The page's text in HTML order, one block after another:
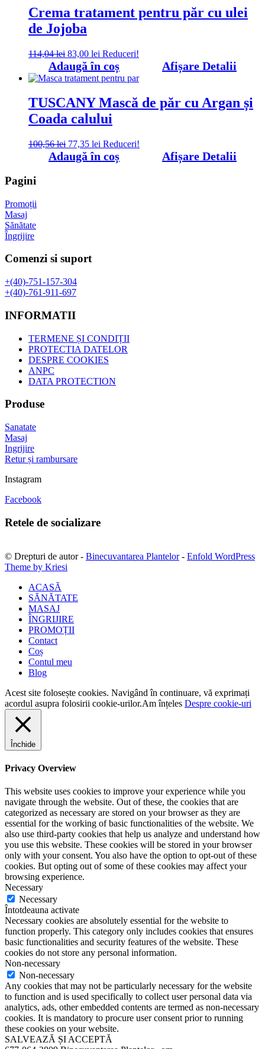
Crema tratament pentru păr cu ulei
de Jojoba
114,04lei Prețul
inițial
a
fost:
114,04 lei.
83,00 lei Prețul
curent
este:
83,00 lei.
Reduceri!
Adaugă în coș Afișare Detalii
TUSCANY Mască de păr cu Argan și
Coada calului
100,56lei Prețul
inițial
a
77,35 lei Prețul
curent
este:
Reduceri!
Adaugă în coș Afișare Detalii
Pagini
Promoții
Masaj
Sănătate
Îngrijire
Comenzi si suport
+(40)-751-157-304
+(40)-761-911-697
INFORMATII
TERMENE ȘI CONDIȚII
PROTECTIA DATELOR
DESPRE COOKIES
ANPC
DATA PROTECTION
Produse
Sanatate
Masaj
Ingrijire
Retur și rambursare
Instagram
Facebook
Retele de socializare
© Drepturi de autor - Binecuvantarea Plantelor- Enfold WordPress
Theme by Kriesi
ACASĂ
SĂNĂTATE
MASAJ
ÎNGRIJIRE
PROMOȚII
Contact
Coș
Contul meu
Blog
Acest site folosește cookies. Navigând în continuare, vă exprimați
acordul asupra folosirii cookie-urilor.Am înțeles Despre cookie-uri
Închide
Privacy Overview
This website uses cookies to improve your experience while you
navigate through the website. Out of these, the cookies that are
categorized as necessary are stored on your browser as they are
essential for the working of basic functionalities of the website. We
also use third-party cookies that help us analyze and understand how
you use this website. These cookies will be stored in your browser
only with your consent. You also have the option to opt-out of these
cookies. But opting out of some of these cookies may affect your
browsing experience.
Necessary
Necessary
Întotdeauna activate
Necessary cookies are absolutely essential for the website to
function properly. This category only includes cookies that ensures
basic functionalities and security features of the website. These
cookies do not store any personal information.
Non-necessary
Non-necessary
Any cookies that may not be particularly necessary for the website
to function and is used specifically to collect user personal data via
analytics, ads, other embedded contents are termed as non-necessary
cookies. It is mandatory to procure user consent prior to running
these cookies on your website.
SALVEAZĂ ȘI ACCEPTĂ